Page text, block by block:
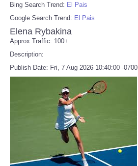
Bing Search Trend: El Pais
Google Search Trend: El Pais
Elena Rybakina
Approx Traffic: 100+
Description:
Publish Date: Fri, 7 Aug 2026 10:40:00 -0700